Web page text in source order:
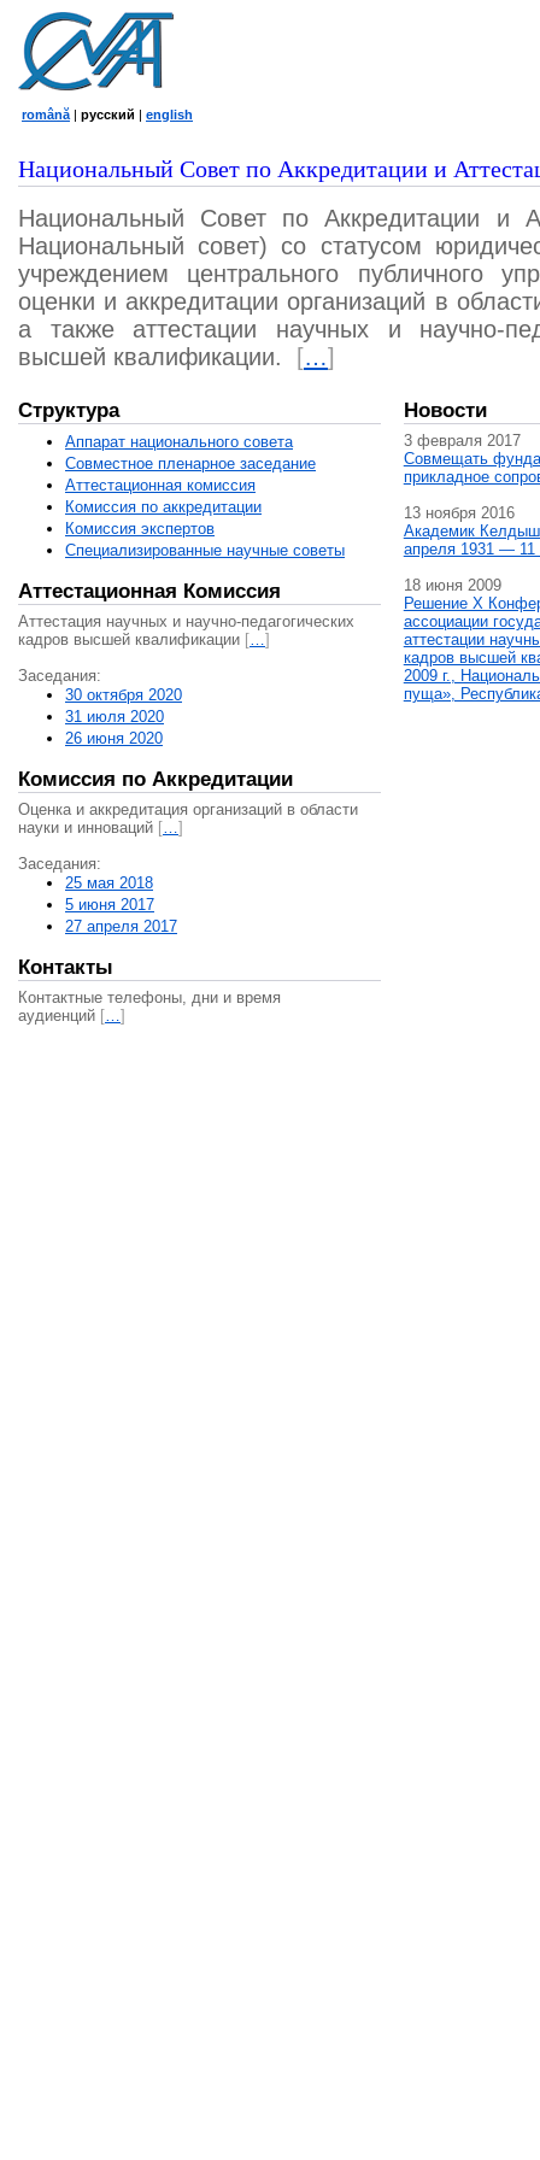
română | русский | english
Национальный Совет по Аккредитации и
Национальный Совет по Аккредитации и
Национальный совет) со статусом
учреждением центрального публичного
оценки и аккредитации организаций в
а также аттестации научных и научно-
высшей квалификации.
[…]
Структура
Аппарат национального совета
Совместное пленарное заседание
Аттестационная комисcия
Комиссия по аккредитации
Комиссия экспертов
Специализированные научные советы
Аттестационная Комиссия
Аттестация научных и научно-педагогических
кадров высшей квалификации […]
Заседания:
30 октября 2020
31 июля 2020
26 июня 2020
Комиссия по Аккредитации
Оценка и аккредитация организаций в области
науки и инноваций […]
Заседания:
25 мая 2018
5 июня 2017
27 апреля 2017
Контакты
Контактные телефоны, дни и время
аудиенций […]
Новости
3 февраля 2017
Совмещать
прикладное
13 ноября 2016
Академик
апреля 1931 — 11
18 июня 2009
Решение X
ассоциации
аттестации
кадров высшей
2009 г.,
пуща»,